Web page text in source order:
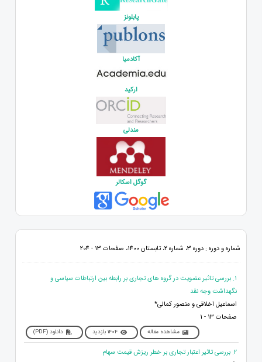
پابلونز
آکادمیا
ارکید
مندلی
گوگل اسکالر
شماره و دوره : دوره 3، شماره 2، تابستان 1400، صفحات 13 - 204
1. بررسی تاثیر عضویت در گروه های تجاری بر رابطه بین ارتباطات سیاسی و
نگهداشت وجه نقد
اسماعیل اخلاقی و منصور کمالی*
صفحات 13 - 1
مشاهده مقاله 1404 بازدید دانلود (PDF)
2. بررسی تاثیر اعتبار تجاری بر خطر ریزش قیمت سهام